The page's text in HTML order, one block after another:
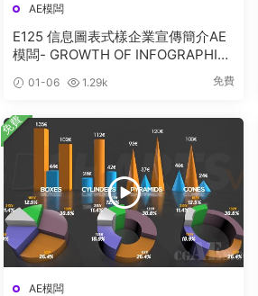
AE模闆
E125 信息圖表式樣企業宣傳簡介AE
模闆- GROWTH OF INFOGRAPHIC
01-06 1.29k 免費
AE模闆
免費